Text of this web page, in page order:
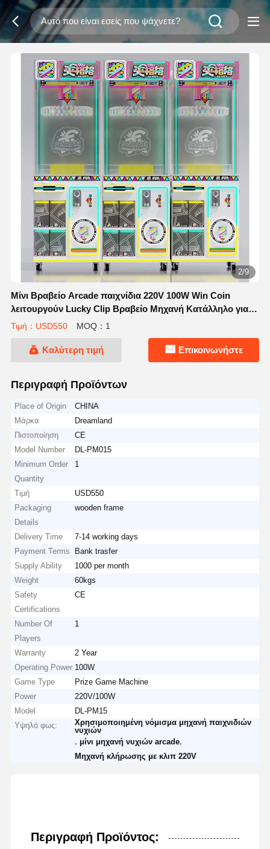
2/9
Μίνι Βραβείο Arcade παιχνίδια 220V 100W Win Coin
λειτουργούν Lucky Clip Βραβείο Μηχανή Κατάλληλο για
κέντρα ψυχαγωγίας Πάρκα διασκέδασης και Arcades
Τιμή：USD550 MOQ：1
Καλύτερη τιμή Επικοινωνήστε
Περιγραφή Προϊόντων
Place of Origin
CHINA
Μάρκα
Dreamland
Πιστοποίηση
CE
Model Number
DL-PM015
Minimum Order
Quantity
1
Τιμή
USD550
Packaging
Details
wooden frame
Delivery Time
7-14 working days
Payment Terms
Bank trasfer
Supply Ability
1000 per month
Weight
60kgs
Safety
Certifications
CE
Number Of
Players
1
Warranty
2 Year
Operating Power 100W
Game Type
Prize Game Machine
Power
220V/100W
Model
DL-PM15
Υψηλό φως:
Χρησιμοποιημένη νόμισμα μηχανή παιχνιδιών
νυχιών
μίνι μηχανή νυχιών arcade
Μηχανή κλήρωσης με κλιπ 220V
Περιγραφή Προϊόντος: